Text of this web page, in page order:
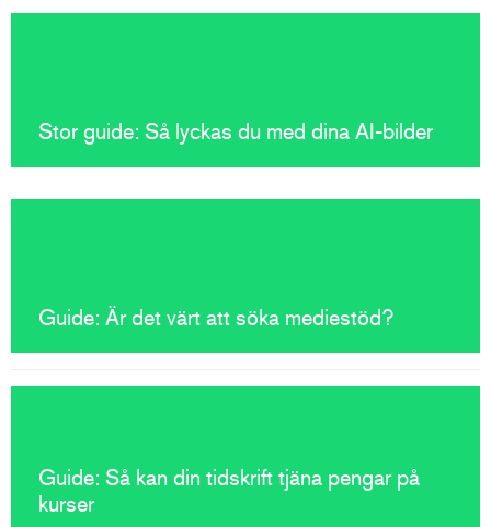
Stor guide: Så lyckas du med dina AI-bilder
Guide: Är det värt att söka mediestöd?
Guide: Så kan din tidskrift tjäna pengar på
kurser